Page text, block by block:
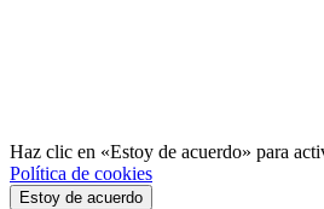
Haz clic en «Estoy de acuerdo» para
Política de cookies
Estoy de acuerdo